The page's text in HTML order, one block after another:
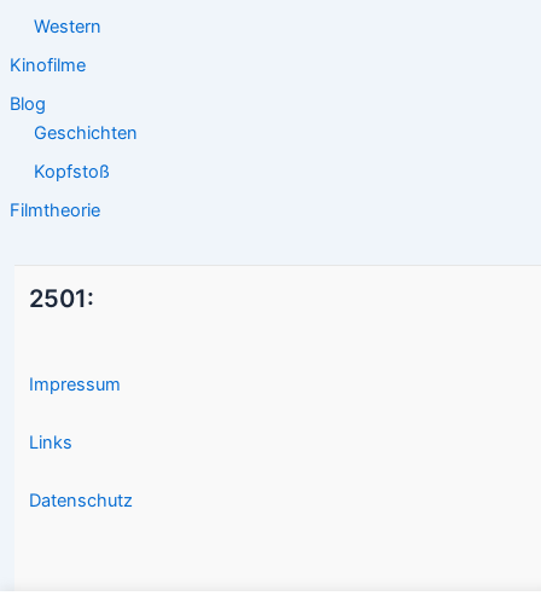
Western
Kinofilme
Blog
Geschichten
Kopfstoß
Filmtheorie
2501:
Impressum
Links
Datenschutz